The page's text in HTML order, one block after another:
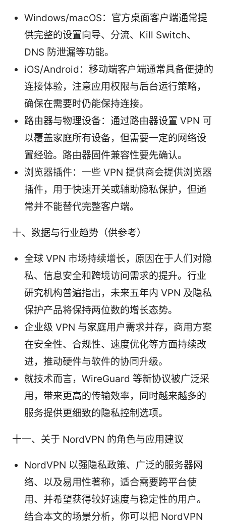
Windows/macOS：官方桌面客户端通常提
供完整的设置向导、分流、Kill Switch、
DNS 防泄漏等功能。
iOS/Android：移动端客户端通常具备便捷的
连接体验，注意应用权限与后台运行策略，
确保在需要时仍能保持连接。
路由器与物理设备：通过路由器设置 VPN 可
以覆盖家庭所有设备，但需要一定的网络设
置经验。路由器固件兼容性要先确认。
浏览器插件：一些 VPN 提供商会提供浏览器
插件，用于快速开关或辅助隐私保护，但通
常并不能替代完整客户端。
十、数据与行业趋势（供参考）
全球 VPN 市场持续增长，原因在于人们对隐
私、信息安全和跨境访问需求的提升。行业
研究机构普遍指出，未来五年内 VPN 及隐私
保护产品将保持两位数的增长态势。
企业级 VPN 与家庭用户需求并存，商用方案
在安全性、合规性、速度优化等方面持续改
进，推动硬件与软件的协同升级。
就技术而言，WireGuard 等新协议被广泛采
用，带来更高的传输效率，同时越来越多的
服务提供更细致的隐私控制选项。
十一、关于 NordVPN 的角色与应用建议
NordVPN 以强隐私政策、广泛的服务器网
络、以及易用性著称，适合需要跨平台使
用、并希望获得较好速度与稳定性的用户。
结合本文的场景分析，你可以把 NordVPN